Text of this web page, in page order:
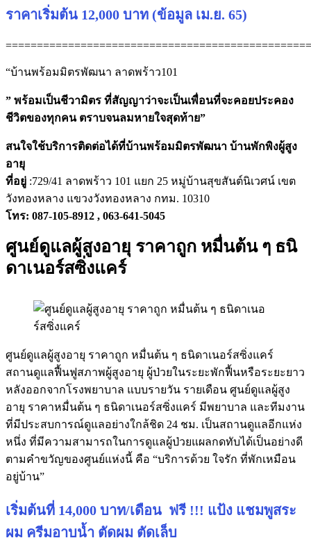
ราคาเริ่มต้น 12,000 บาท (ข้อมูล เม.ย. 65)
“บ้านพร้อมมิตรพัฒนา ลาดพร้าว101
” พร้อมเป็นชีวามิตร ที่สัญญาว่าจะเป็นเพื่อนที่จะคอยประคอง
ชีวิตของทุกคน ตราบจนลมหายใจสุดท้าย”
สนใจใช้บริการติดต่อได้ที่บ้านพร้อมมิตรพัฒนา บ้านพักพิงผู้สูง
อายุ
ที่อยู่ :729/41 ลาดพร้าว 101 แยก 25 หมู่บ้านสุขสันต์นิเวศน์ เขต
วังทองหลาง แขวงวังทองหลาง กทม. 10310
โทร: 087-105-8912 , 063-641-5045
ศูนย์ดูแลผู้สูงอายุ ราคาถูก หมื่นต้น ๆ ธนิ
ดาเนอร์สซิ่งแคร์
ศูนย์ดูแลผู้สูงอายุ ราคาถูก หมื่นต้น ๆ ธนิดาเนอร์สซิ่งแคร์
สถานดูแลฟื้นฟูสภาพผู้สูงอายุ ผู้ป่วยในระยะพักฟื้นหรือระยะยาว
หลังออกจากโรงพยาบาล แบบรายวัน รายเดือน ศูนย์ดูแลผู้สูง
อายุ ราคาหมื่นต้น ๆ ธนิดาเนอร์สซิ่งแคร์ มีพยาบาล และทีมงาน
ที่มีประสบการณ์ดูแลอย่างใกล้ชิด 24 ชม. เป็นสถานดูแลอีกแห่ง
หนึ่ง ที่มีความสามารถในการดูแลผู้ป่วยแผลกดทับได้เป็นอย่างดี
ตามคำขวัญของศูนย์แห่งนี้ คือ “บริการด้วย ใจรัก ที่พักเหมือน
อยู่บ้าน”
เริ่มต้นที่ 14,000 บาท/เดือน ฟรี !!! แป้ง แชมพูสระ
ผม ครีมอาบน้ำ ตัดผม ตัดเล็บ